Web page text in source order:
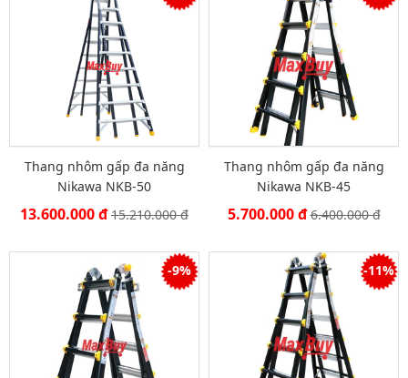
Thang nhôm gấp đa năng
Nikawa NKB-50
13.600.000 đ15.210.000 đ
Thang nhôm gấp đa năng
Nikawa NKB-45
5.700.000 đ6.400.000 đ
-9% -11%